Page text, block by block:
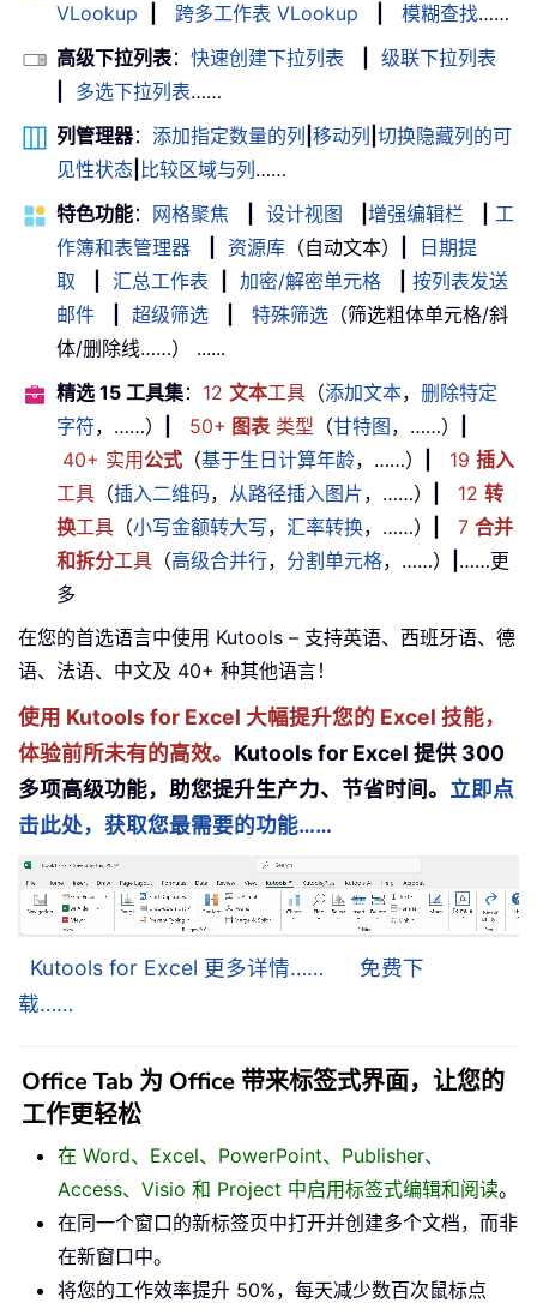
VLookup
跨多工作表 VLookup 模糊查找……
高级下拉列表： 快速创建下拉列表
级联下拉列表
多选下拉列表……
列管理器： 添加指定数量的列 移动列 切换隐藏列的可
见性状态 比较区域与列 ……
特色功能： 网格聚焦 设计视图 增强编辑栏
工
作簿和表管理器
资源库 （自动文本）
日期提
取
汇总工作表 加密/解密单元格
按列表发送
邮件
超级筛选 特殊筛选 （筛选粗体单元格/斜
体/删除线……） ......
精选 15 工具集： 12 文本工具 （添加文本， 删除特定
字符，……） 50+ 图表类型 （甘特图 ，……）
40+ 实用公式 （基于生日计算年龄，……） 19 插入
工具 （插入二维码， 从路径插入图片，……） 12 转
换工具 （小写金额转大写， 汇率转换，……） 7 合并
和拆分工具 （高级合并行， 分割单元格，……）
……更
多
在您的首选语言中使用 Kutools – 支持英语、西班牙语、德
语、法语、中文及 40+ 种其他语言！
使用 Kutools for Excel 大幅提升您的 Excel 技能，
体验前所未有的高效。 Kutools for Excel 提供 300
多项高级功能，助您提升生产力、节省时间。 立即点
击此处，获取您最需要的功能……
Kutools for Excel 更多详情……
免费下
载……
Office Tab 为 Office 带来标签式界面，让您的
工作更轻松
在 Word、Excel、PowerPoint、Publisher、
Access、Visio 和 Project 中启用标签式编辑和阅读。
在同一个窗口的新标签页中打开并创建多个文档，而非
在新窗口中。
将您的工作效率提升 50%，每天减少数百次鼠标点